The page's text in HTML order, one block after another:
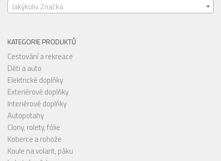
Jakýkoliv Značka
KATEGORIE PRODUKTŮ
Cestování a rekreace
Děti a auto
Elektrické doplňky
Exteriérové doplňky
Interiérové doplňky
Autopotahy
Clony, rolety, fólie
Koberce a rohože
Koule na volant, páku